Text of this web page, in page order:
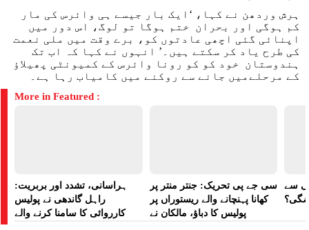
ہرش وردھن نے کہا، ‘ایک بار جیسے ہی وائرس کی مار
کم ہوگی اور بحران ختم ہوگا تو لوگ، اس دور میں
اپنائی گئی اچھی عادتوں کو، برے وقت میں ملی نعمت
کی طرح یاد کر سکتے ہیں۔’ انہوں نے کہا کہ اب تک
ہندوستان خود کو کو رونا وائرس کے کمیونٹی پھیلاؤ
کے مرحلےمیں جانے سے روکنے میں کامیاب رہا ہے۔
More in Featured :
ہراسانی، تشدد اور بربریت:
راہل گاندھی نے پولیس
کارروائی کا سامنا کرنے والے
سی جے پی تحریک: جنتر منتر پر
کھانا پہنچانے والے ریستوراں پر
پولیس کا دباؤ، مالکان نے
سے